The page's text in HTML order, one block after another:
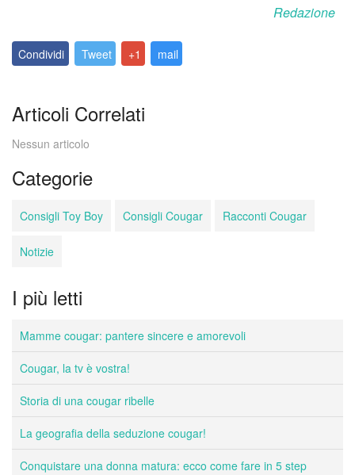
Redazione
Condividi Tweet +1 mail
Articoli Correlati
Nessun articolo
Categorie
Consigli Toy Boy Consigli Cougar Racconti Cougar
Notizie
I più letti
Mamme cougar: pantere sincere e amorevoli
Cougar, la tv è vostra!
Storia di una cougar ribelle
La geografia della seduzione cougar!
Conquistare una donna matura: ecco come fare in 5 step